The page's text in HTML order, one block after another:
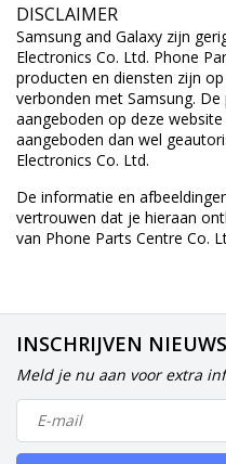
DISCLAIMER
Samsung and Galaxy zijn
Electronics Co. Ltd. Phone
producten en diensten zijn
verbonden met Samsung.
aangeboden op deze
aangeboden dan wel
Electronics Co. Ltd.
De informatie en
vertrouwen dat je hieraan
van Phone Parts Centre Co.
INSCHRIJVEN
Meld je nu aan voor extra